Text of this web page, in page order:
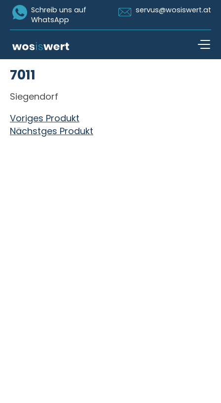
Icon Whatsapp
Schreib uns auf
WhatsApp
Icon Email
servus@wosiswert.at
7011
Siegendorf
Beitragsnavigation
Voriges Produkt
Nächstges Produkt